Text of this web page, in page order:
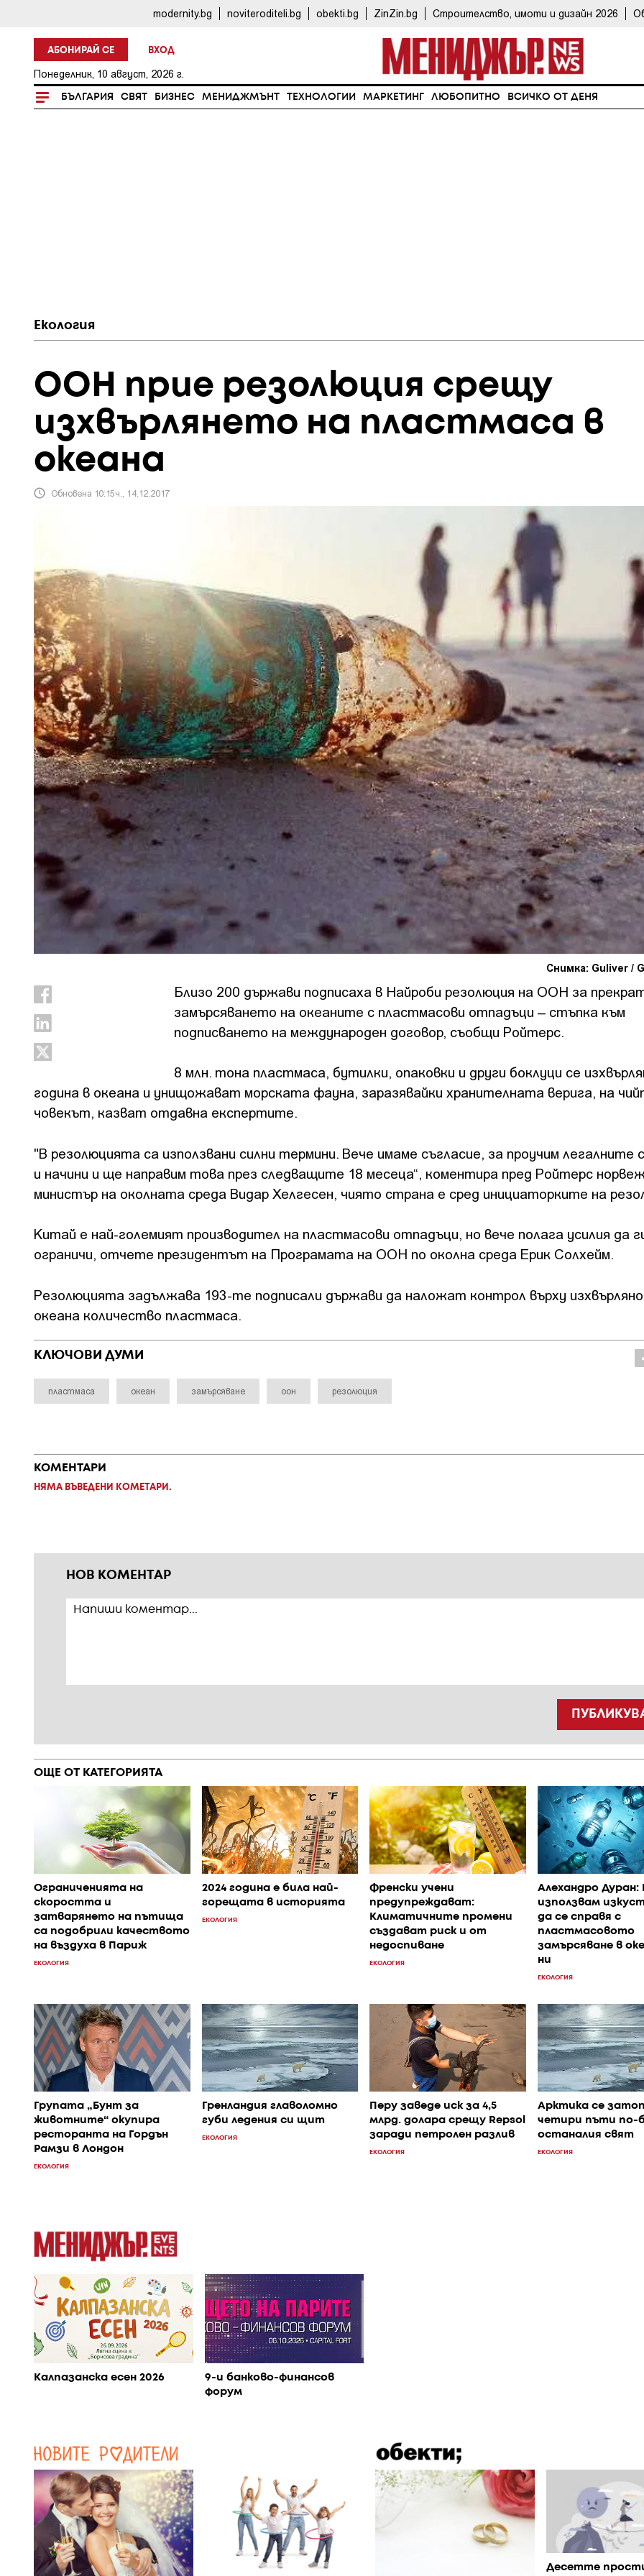
modernity.bg noviteroditeli.bg obekti.bg ZinZin.bg Строителство, имоти и дизайн 2026
АБОНИРАЙ СЕ ВХОД
Понеделник, 10 август, 2026 г.
БЪЛГАРИЯ СВЯТ БИЗНЕС МЕНИДЖМЪНТ ТЕХНОЛОГИИ МАРКЕТИНГ ЛЮБОПИТНО ВСИЧКО ОТ ДЕНЯ
Екология
ООН прие резолюция срещу
изхвърлянето на пластмаса в
океана
Обновена 10:15ч., 14.12.2017
Снимка: Guliver /
Близо 200 държави подписаха в Найроби резолюция на ООН за
замърсяването на океаните с пластмасови отпадъци – стъпка към
подписването на международен договор, съобщи Ройтерс.
8 млн. тона пластмаса, бутилки, опаковки и други боклуци се
година в океана и унищожават морската фауна, заразявайки хранителната верига, на
човекът, казват отдавна експертите.
"В резолюцията са използвани силни термини. Вече имаме съгласие, за проучим легалните
и начини и ще направим това през следващите 18 месеца“, коментира пред Ройтерс
министър на околната среда Видар Хелгесен, чиято страна е сред инициаторките на
Китай е най-големият производител на пластмасови отпадъци, но вече полага усилия да
ограничи, отчете президентът на Програмата на ООН по околна среда Ерик Солхейм.
Резолюцията задължава 193-те подписали държави да наложат контрол върху
океана количество пластмаса.
КЛЮЧОВИ ДУМИ
пластмаса океан замърсяване оон резолюция
КОМЕНТАРИ
НЯМА ВЪВЕДЕНИ КОМЕТАРИ.
НОВ КОМЕНТАР
ОЩЕ ОТ КАТЕГОРИЯТА
Ограниченията на
скоростта и
затварянето на пътища
са подобрили качеството
на въздуха в Париж
ЕКОЛОГИЯ
2024 година е била най-
горещата в историята
ЕКОЛОГИЯ
Френски учени
предупреждават:
Климатичните промени
създават риск и от
недоспиване
ЕКОЛОГИЯ
Алехандро Дуран:
използвам
да се справя с
пластмасовото
замърсяване в
ни
ЕКОЛОГИЯ
Групата „Бунт за
животните“ окупира
ресторанта на Гордън
Рамзи в Лондон
ЕКОЛОГИЯ
Гренландия главоломно
губи ледения си щит
ЕКОЛОГИЯ
Перу заведе иск за 4,5
млрд. долара срещу Repsol
заради петролен разлив
ЕКОЛОГИЯ
Арктика се
четири пъти по-
останалия свят
ЕКОЛОГИЯ
Калпазанска есен 2026
9-и банково-финансов
форум
Десетте